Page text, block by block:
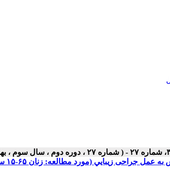
زيبايي (مورد مطالعه: زنان ۶۵-۱۵ ساله خرم آباد)